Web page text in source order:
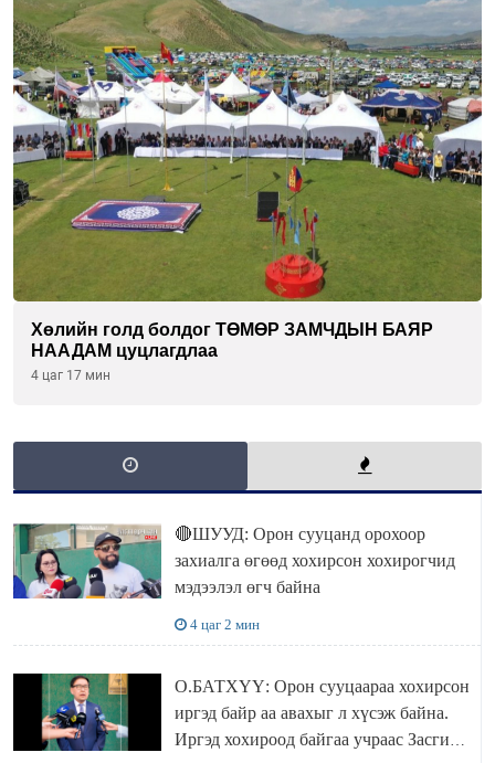
Хөлийн голд болдог ТӨМӨР ЗАМЧДЫН БАЯР
НААДАМ цуцлагдлаа
4 цаг 17 мин
🔴ШУУД: Орон сууцанд орохоор
захиалга өгөөд хохирсон хохирогчид
мэдээлэл өгч байна
4 цаг 2 мин
О.БАТХҮҮ: Орон сууцаараа хохирсон
иргэд байр аа авахыг л хүсэж байна.
Иргэд хохироод байгаа учраас Засгийн